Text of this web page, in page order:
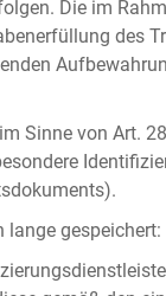
Die im
des
Sinne von Art.
lange gespeichert: